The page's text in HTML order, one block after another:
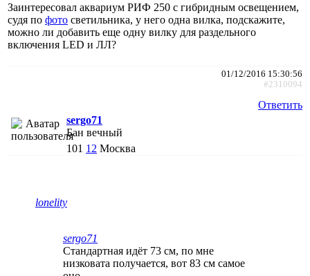
Заинтересовал аквариум РИФ 250 с гибридным освещением,
судя по фото светильника, у него одна вилка, подскажите,
можно ли добавить еще одну вилку для раздельного
включения LED и ЛЛ?
01/12/2016 15:30:56
#2310094
Ответить
sergo71
Бан вечный
101 12 Москва
lonelity
sergo71
Стандартная идёт 73 см, по мне
низковата получается, вот 83 см самое